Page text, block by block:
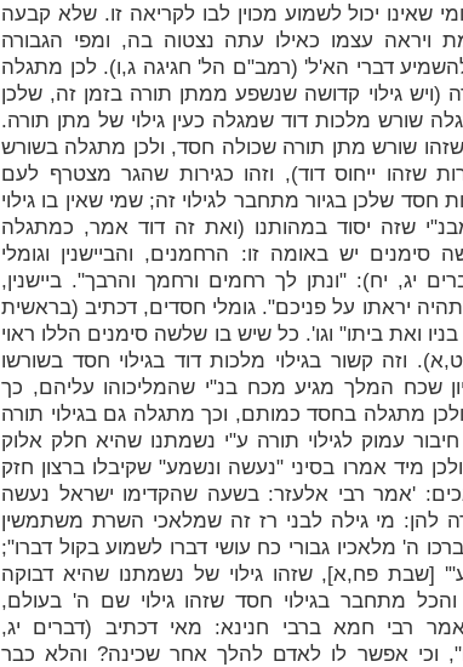
שאינו יכול לשמוע מכוין לבו לקריאה זו. שלא קבעה
עצמו כאילו עתה נצטוה בה, ומפי הגבורה
דברי הא'ל' (רמב"ם הל' חגיגה ג,ו). לכן מתגלה
(ויש גילוי קדושה שנשפע ממתן תורה בזמן זה, שלכן
שורש מלכות דוד שמגלה כעין גילוי של מתן תורה.
שורש מתן תורה שכולה חסד, ולכן מתגלה בשורש
שזהו ייחוס דוד), וזהו כגירות שהגר מצטרף לעם
חסד שלכן בגיור מתחבר לגילוי זה; שמי שאין בו גילוי
שזה יסוד במהותנו (ואת זה דוד אמר, כמתגלה
סימנים יש באומה זו: הרחמנים, והביישנין וגומלי
יג, יח): "ונתן לך רחמים ורחמך והרבך". ביישנין,
יראתו על פניכם". גומלי חסדים, דכתיב (בראשית
ואת ביתו" וגו'. כל שיש בו שלשה סימנים הללו ראוי
וזה קשור בגילוי מלכות דוד בגילוי חסד בשורשו
שכח המלך מגיע מכח בנ"י שהמליכוהו עליהם, כך
מתגלה בחסד כמותם, וכך מתגלה גם בגילוי תורה
עמוק לגילוי תורה ע"י נשמתנו שהיא חלק אלוק
מיד אמרו בסיני "נעשה ונשמע" שקיבלו ברצון חזק
'אמר רבי אלעזר: בשעה שהקדימו ישראל נעשה
להן: מי גילה לבני רז זה שמלאכי השרת משתמשין
ה' מלאכיו גבורי כח עושי דברו לשמוע בקול דברו";
[שבת פח,א], שזהו גילוי של נשמתנו שהיא דבוקה
והכל מתחבר בגילוי חסד שזהו גילוי שם ה' בעולם,
רבי חמא ברבי חנינא: מאי דכתיב (דברים יג,
וכי אפשר לו לאדם להלך אחר שכינה? והלא כבר